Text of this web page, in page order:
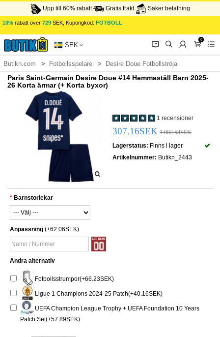
Upp till 60% rabatt Gratis frakt Säker betalning
10% rabatt över 729 SEK, Kupongkod: FOTBOLL
SEK 󰂱 󰂨 󰃳
0
󰃦 󰃖
Butikn.com Fotbollsspelare Desire Doue Fotbollströja
Paris Saint-Germain Desire Doue #14 Hemmaställ Barn 2025-
26 Korta ärmar (+ Korta byxor)
1 recensioner
307.16SEK 1 002.58SEK
Lagerstatus: Finns i lager
Artikelnummer: Butikn_2443
Barnstorlekar
Anpassning (+62.06SEK)
Andra alternativ
Fotbollsstrumpor(+66.23SEK)
Ligue 1 Champions 2024-25 Patch(+40.16SEK)
UEFA Champion League Trophy + UEFA Foundation 10 Years
Patch Set(+57.89SEK)